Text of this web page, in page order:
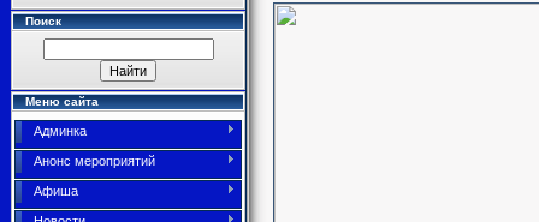
Поиск
Меню сайта
Админка
Анонс мероприятий
Афиша